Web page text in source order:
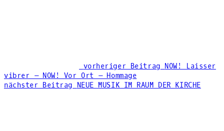
vorheriger Beitrag NOW! Laisser
vibrer – NOW! Vor Ort – Hommage
nächster Beitrag NEUE MUSIK IM RAUM DER KIRCHE